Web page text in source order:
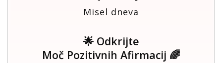
Misel dneva
🌟 Odkrijte
Moč Pozitivnih Afirmacij 🌈